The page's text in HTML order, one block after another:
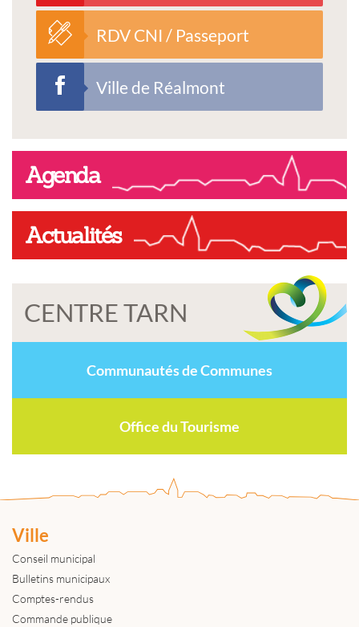
RDV CNI / Passeport
Ville de Réalmont
Agenda
Actualités
CENTRE TARN
Communautés de Communes
Office du Tourisme
Ville
Conseil municipal
Bulletins municipaux
Comptes-rendus
Commande publique